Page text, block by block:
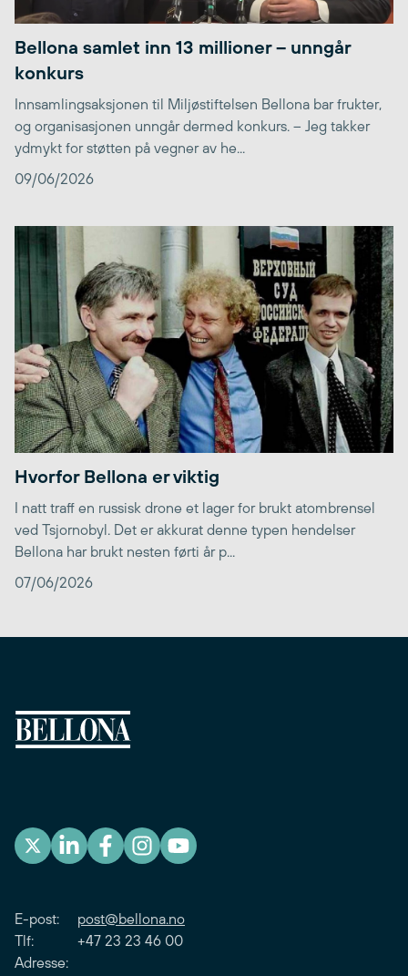
Bellona samlet inn 13 millioner – unngår
konkurs
Innsamlingsaksjonen til Miljøstiftelsen Bellona bar frukter,
og organisasjonen unngår dermed konkurs. – Jeg takker
ydmykt for støtten på vegner av he...
09/06/2026
Hvorfor Bellona er viktig
I natt traff en russisk drone et lager for brukt atombrensel
ved Tsjornobyl. Det er akkurat denne typen hendelser
Bellona har brukt nesten førti år p...
07/06/2026
E-post: post@bellona.no
Tlf: +47 23 23 46 00
Adresse: